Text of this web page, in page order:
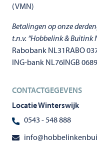
(VMN)
Betalingen op onze
t.n.v. “Hobbelink & Buitink
Rabobank NL31RABO
ING-bank NL76INGB
CONTACTGEGEVENS
Locatie Winterswijk
0543 - 548 888